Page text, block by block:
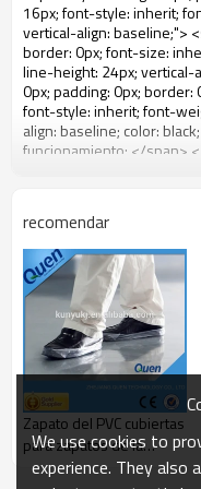
recomendar
Zapato del PVC cubiertas
para zapatos de la
cubierta
We use cookies to
experience. They also